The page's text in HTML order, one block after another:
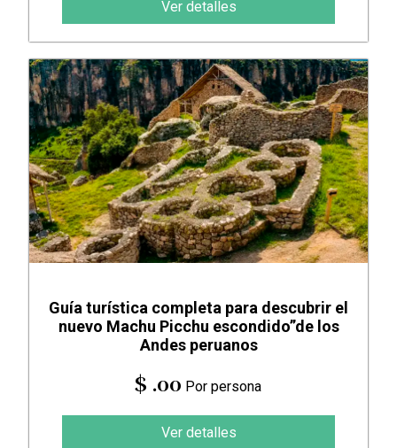
Ver detalles
Guía turística completa para descubrir el
nuevo Machu Picchu escondido”de los
Andes peruanos
$ .00 Por persona
Ver detalles